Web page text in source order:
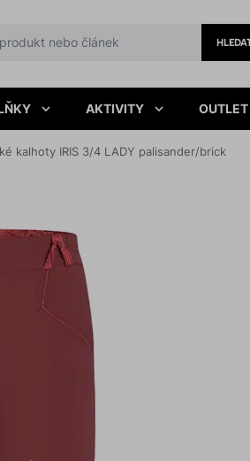
AKTIVITY OUTLET
kalhoty IRIS 3/4 LADY palisander/brick